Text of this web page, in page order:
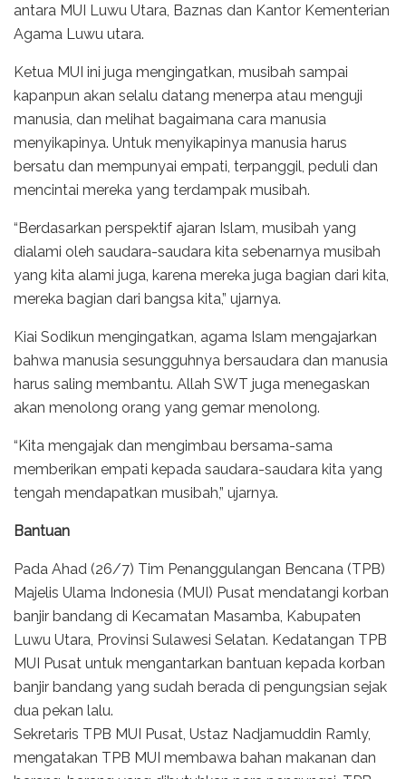
antara MUI Luwu Utara, Baznas dan Kantor Kementerian
Agama Luwu utara.
Ketua MUI ini juga mengingatkan, musibah sampai
kapanpun akan selalu datang menerpa atau menguji
manusia, dan melihat bagaimana cara manusia
menyikapinya. Untuk menyikapinya manusia harus
bersatu dan mempunyai empati, terpanggil, peduli dan
mencintai mereka yang terdampak musibah.
“Berdasarkan perspektif ajaran Islam, musibah yang
dialami oleh saudara-saudara kita sebenarnya musibah
yang kita alami juga, karena mereka juga bagian dari kita,
mereka bagian dari bangsa kita,” ujarnya.
Kiai Sodikun mengingatkan, agama Islam mengajarkan
bahwa manusia sesungguhnya bersaudara dan manusia
harus saling membantu. Allah SWT juga menegaskan
akan menolong orang yang gemar menolong.
“Kita mengajak dan mengimbau bersama-sama
memberikan empati kepada saudara-saudara kita yang
tengah mendapatkan musibah,” ujarnya.
Bantuan
Pada Ahad (26/7) Tim Penanggulangan Bencana (TPB)
Majelis Ulama Indonesia (MUI) Pusat mendatangi korban
banjir bandang di Kecamatan Masamba, Kabupaten
Luwu Utara, Provinsi Sulawesi Selatan. Kedatangan TPB
MUI Pusat untuk mengantarkan bantuan kepada korban
banjir bandang yang sudah berada di pengungsian sejak
dua pekan lalu.
Sekretaris TPB MUI Pusat, Ustaz Nadjamuddin Ramly,
mengatakan TPB MUI membawa bahan makanan dan